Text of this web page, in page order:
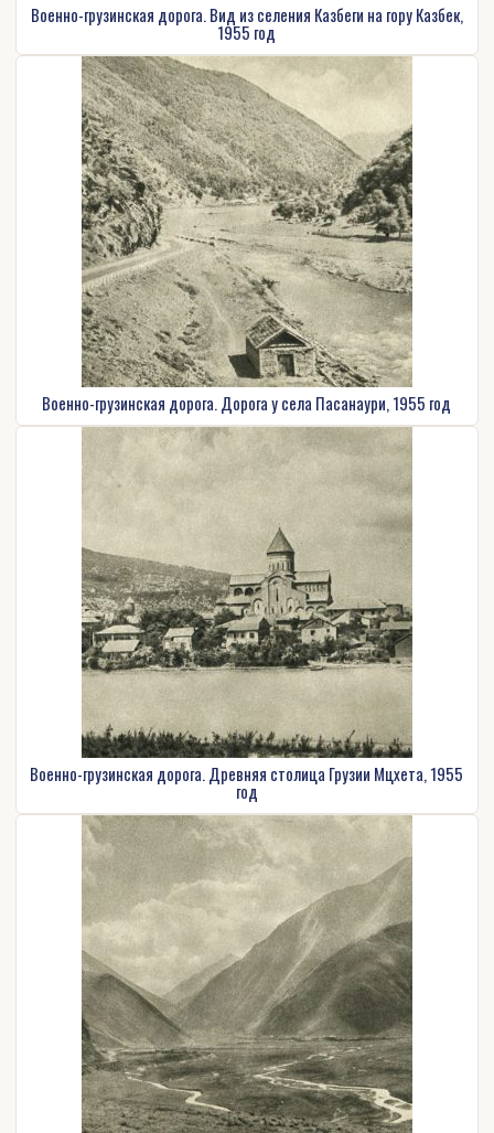
Военно-грузинская дорога. Вид из селения Казбеги на гору Казбек,
1955 год
Военно-грузинская дорога. Дорога у села Пасанаури, 1955 год
Военно-грузинская дорога. Древняя столица Грузии Мцхета, 1955
год